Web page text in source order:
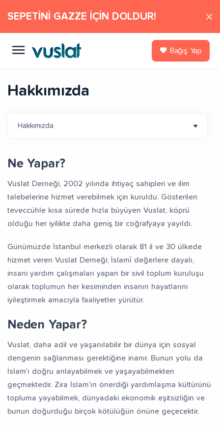
SEPETİNİ GAZZE İÇİN DOLDUR!
Bağış Yap
Hakkımızda
Ne Yapar?
Vuslat Derneği, 2002 yılında ihtiyaç sahipleri ve ilim
talebelerine hizmet verebilmek için kuruldu. Gösterilen
teveccühle kısa sürede hızla büyüyen Vuslat, köprü
olduğu her iyilikte daha geniş bir coğrafyaya yayıldı.
Günümüzde İstanbul merkezli olarak 81 il ve 30 ülkede
hizmet veren Vuslat Derneği; İslamî değerlere dayalı,
insani yardım çalışmaları yapan bir sivil toplum kuruluşu
olarak toplumun her kesiminden insanın hayatlarını
iyileştirmek amacıyla faaliyetler yürütür.
Neden Yapar?
Vuslat, daha adil ve yaşanılabilir bir dünya için sosyal
dengenin sağlanması gerektiğine inanır. Bunun yolu da
İslam’ı doğru anlayabilmek ve yaşayabilmekten
geçmektedir. Zira İslam’ın önerdiği yardımlaşma kültürünü
topluma yayabilmek, dünyadaki ekonomik eşitsizliğin ve
bunun doğurduğu birçok kötülüğün önüne geçecektir.